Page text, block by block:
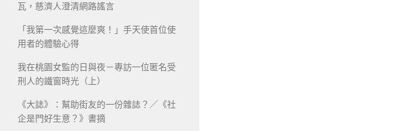
瓦，慈濟人澄清網路謠言
「我第一次感覺這麼爽！」手天使首位使
用者的體驗心得
我在桃園女監的日與夜－專訪一位匿名受
刑人的鐵窗時光（上）
《大誌》：幫助街友的一份雜誌？／《社
企是門好生意？》書摘